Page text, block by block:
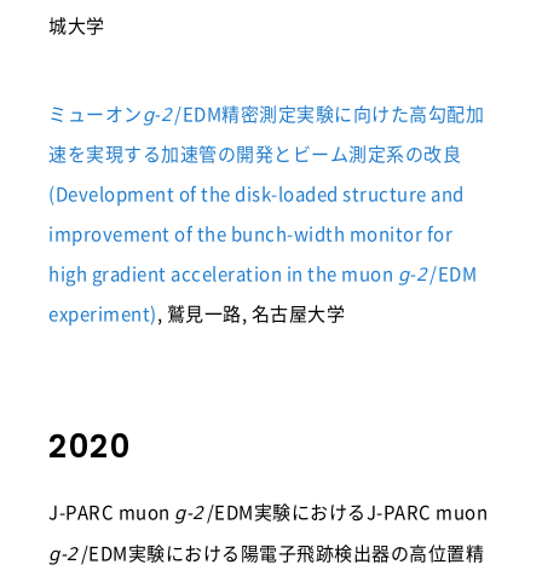
城大学
ミューオンg-2/EDM精密測定実験に向けた高勾配加
速を実現する加速管の開発とビーム測定系の改良
(Development of the disk-loaded structure and
improvement of the bunch-width monitor for
high gradient acceleration in the muon g-2/EDM
experiment), 鷲見一路, 名古屋大学
2020
J-PARC muon g-2 /EDM実験におけるJ-PARC muon
g-2 /EDM実験における陽電子飛跡検出器の高位置精